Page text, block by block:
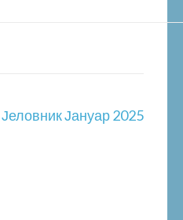
Јеловник Јануар 2025